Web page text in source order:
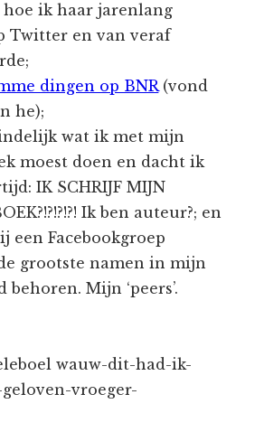
ik haar jarenlang
Twitter en van veraf
dingen op BNR(vond
he);
wat ik met mijn
moest doen en dacht ik
IK SCHRIJF MIJN
Ik ben auteur?; en
een Facebookgroep
grootste namen in mijn
behoren. Mijn ‘peers’.
wauw-dit-had-ik-
vroeger-